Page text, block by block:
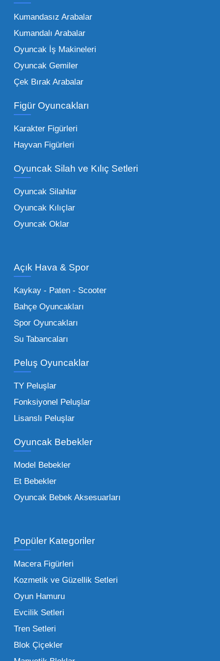
çeşitliliği ile doğru orantılıdır. İşte Mega
Oyuncak bünyesinde öne çıkan ve en çok
tercih edilen kategorilerimiz:
Peluş Oyuncaklar:
vazgeçilmezi olan yumuşak dokulu sevilen
seçeneklerimizi keşfederek koleksiyonunuza
en sevilen karakterleri ekleyebilirsiniz.
Eğitici Setler:
tarafından tercih edilentoptan eğitici
ebeveynlerin son yıllarda en çok satın aldığı
ürün grupları arasında yer almaktadır.
Oyuncak Araçlar:
stok imkanımızla sunulmaktadır.
Küçük Oyuncaklar:
sağlayan toptan küçük oyuncaklar, bakkallar,
Bu kategorideki küçük oyuncaklar toptan
alımlarda çok düşük maliyetlerle yüksek
adetli stok yapmanıza olanak tanır. Özellikle
sürpriz paketler ve figürler, çocukların
harçlıklarıyla kolayca alabildiği ürünlerdir.
Çocuk Oyuncakları Toptan Seçenekleri:
Bebeklik döneminden ergenliğe kadar geniş
toptan tedariği yaparken, piyasadaki en son
figürlerden geleneksel oyun setlerine kadar
her şeyi portföyümüzde bulabilirsiniz.
İşletmeler için toptan oyuncak satış ve alımı
şüphesiz ki birim maliyetin düşmesidir.
Oyuncak toptan kanalına geçildiğinde,
perakende satış fiyatı ile alış fiyatı arasındaki
makas açılır ve bu da ciddi kâr marjları elde
edilmesini sağlar. Toplu alımlarda uygulanan
dönemlerinde işletmenizin finansal olarak
Kumandasız Arabalar
Kumandalı Arabalar
Oyuncak İş Makineleri
Oyuncak Gemiler
Çek Bırak Arabalar
Figür Oyuncakları
Karakter Figürleri
Hayvan Figürleri
Oyuncak Silah ve Kılıç Setleri
Oyuncak Silahlar
Oyuncak Kılıçlar
Oyuncak Oklar
Açık Hava & Spor
Kaykay - Paten - Scooter
Bahçe Oyuncakları
Spor Oyuncakları
Su Tabancaları
Peluş Oyuncaklar
TY Peluşlar
Fonksiyonel Peluşlar
Lisanslı Peluşlar
Oyuncak Bebekler
Model Bebekler
Et Bebekler
Oyuncak Bebek Aksesuarları
Popüler Kategoriler
Macera Figürleri
Kozmetik ve Güzellik Setleri
Oyun Hamuru
Evcilik Setleri
Tren Setleri
Blok Çiçekler